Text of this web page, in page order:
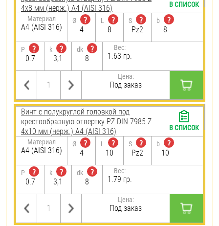
4х8 мм (нерж.) A4 (AISI 316)
Материал
A4 (AISI 316)
Ø
?
4
L
?
8
S
?
Pz2
b
?
8
P
?
0.7
k
?
3,1
dk
?
8
Вес:
1.63 гр.
Цена:
Под заказ
В СПИСОК
Винт с полукруглой головкой под
крестообразную отвертку PZ DIN 7985 Z
4х10 мм (нерж.) A4 (AISI 316)
Материал
A4 (AISI 316)
Ø
?
4
L
?
10
S
?
Pz2
b
?
10
P
?
0.7
k
?
3,1
dk
?
8
Вес:
1.79 гр.
Цена:
Под заказ
В СПИСОК